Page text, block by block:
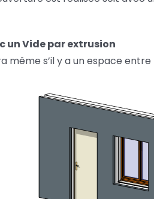
un Vide par extrusion
s’il y a un espace entre